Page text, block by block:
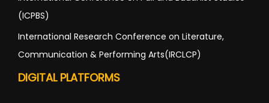
(ICPBS)
International Research Conference on Literature,
Communication & Performing Arts(IRCLCP)
DIGITAL PLATFORMS